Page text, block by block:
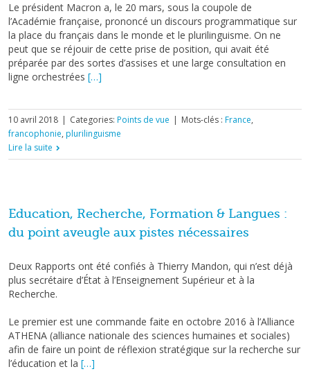
Le président Macron a, le 20 mars, sous la coupole de
l’Académie française, prononcé un discours programmatique sur
la place du français dans le monde et le plurilinguisme. On ne
peut que se réjouir de cette prise de position, qui avait été
préparée par des sortes d’assises et une large consultation en
ligne orchestrées […]
10 avril 2018 | Categories: Points de vue | Mots-clés : France,
francophonie, plurilinguisme
Lire la suite
Education, Recherche, Formation & Langues :
du point aveugle aux pistes nécessaires
Deux Rapports ont été confiés à Thierry Mandon, qui n’est déjà
plus secrétaire d’État à l’Enseignement Supérieur et à la
Recherche.
Le premier est une commande faite en octobre 2016 à l’Alliance
ATHENA (alliance nationale des sciences humaines et sociales)
afin de faire un point de réflexion stratégique sur la recherche sur
l’éducation et la […]